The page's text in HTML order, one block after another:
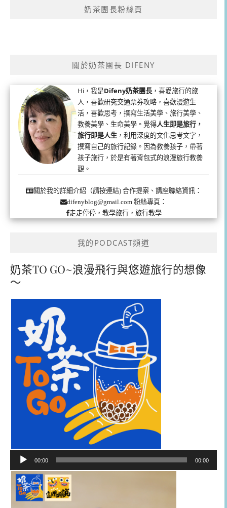
奶茶團長粉絲頁
關於奶茶團長 DIFENY
Hi，我是Difeny奶茶團長 ，喜愛旅行的旅
人，喜歡研究交通票券攻略，喜歡漫遊生
活，喜歡思考，撰寫生活美學、旅行美學、
教養美學、生命美學。覺得人生即是旅行，
旅行即是人生 ，利用深度的文化思考文字，
撰寫自己的旅行記錄。因為教養孩子，帶著
孩子旅行，於是有著背包式的浪漫旅行教養
觀。
關於我的詳細介紹（請按連結)合作提案、講座聯絡資訊：
difenyblog@gmail.com 粉絲專頁：
走走停停，教學旅行，旅行教學
我的PODCAST頻道
奶茶TO GO~浪漫飛行與悠遊旅行的想像
～
播
器
00:00 00:00